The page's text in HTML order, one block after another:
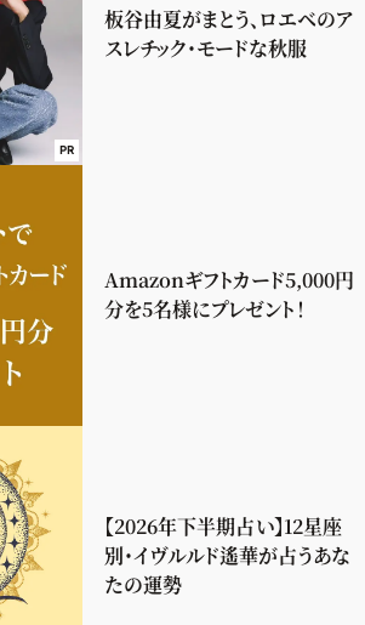
PR
板谷由夏がまとう、ロエベのア
スレチック・モードな秋服
Amazonギフトカード5,000円
分を5名様にプレゼント！
【2026年下半期占い】12星座
別・イヴルルド遙華が占うあな
たの運勢